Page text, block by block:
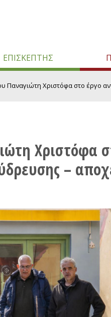
ΕΠΙΣΚΕΠΤΗΣ
Παναγιώτη Χριστόφα στο έργο
Χριστόφα
–